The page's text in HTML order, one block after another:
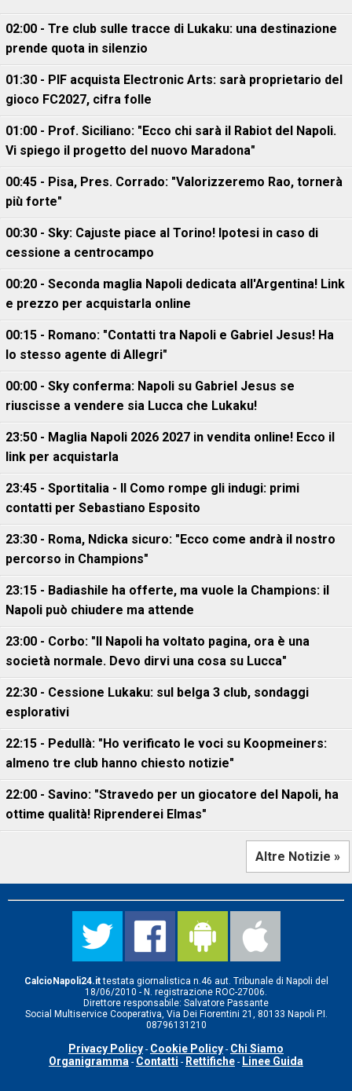
02:00 - Tre club sulle tracce di Lukaku: una destinazione
prende quota in silenzio
01:30 - PIF acquista Electronic Arts: sarà proprietario del
gioco FC2027, cifra folle
01:00 - Prof. Siciliano: "Ecco chi sarà il Rabiot del Napoli.
Vi spiego il progetto del nuovo Maradona"
00:45 - Pisa, Pres. Corrado: "Valorizzeremo Rao, tornerà
più forte"
00:30 - Sky: Cajuste piace al Torino! Ipotesi in caso di
cessione a centrocampo
00:20 - Seconda maglia Napoli dedicata all'Argentina! Link
e prezzo per acquistarla online
00:15 - Romano: "Contatti tra Napoli e Gabriel Jesus! Ha
lo stesso agente di Allegri"
00:00 - Sky conferma: Napoli su Gabriel Jesus se
riuscisse a vendere sia Lucca che Lukaku!
23:50 - Maglia Napoli 2026 2027 in vendita online! Ecco il
link per acquistarla
23:45 - Sportitalia - Il Como rompe gli indugi: primi
contatti per Sebastiano Esposito
23:30 - Roma, Ndicka sicuro: "Ecco come andrà il nostro
percorso in Champions"
23:15 - Badiashile ha offerte, ma vuole la Champions: il
Napoli può chiudere ma attende
23:00 - Corbo: "Il Napoli ha voltato pagina, ora è una
società normale. Devo dirvi una cosa su Lucca"
22:30 - Cessione Lukaku: sul belga 3 club, sondaggi
esplorativi
22:15 - Pedullà: "Ho verificato le voci su Koopmeiners:
almeno tre club hanno chiesto notizie"
22:00 - Savino: "Stravedo per un giocatore del Napoli, ha
ottime qualità! Riprenderei Elmas"
Altre Notizie »
CalcioNapoli24.ittestata giornalistica n.46 aut. Tribunale di Napoli del
18/06/2010 - N. registrazione ROC-27006.
Direttore responsabile: Salvatore Passante
Social Multiservice Cooperativa, Via Dei Fiorentini 21, 80133 Napoli P.I.
08796131210
Privacy Policy - Cookie Policy - Chi Siamo
Organigramma - Contatti - Rettifiche - Linee Guida